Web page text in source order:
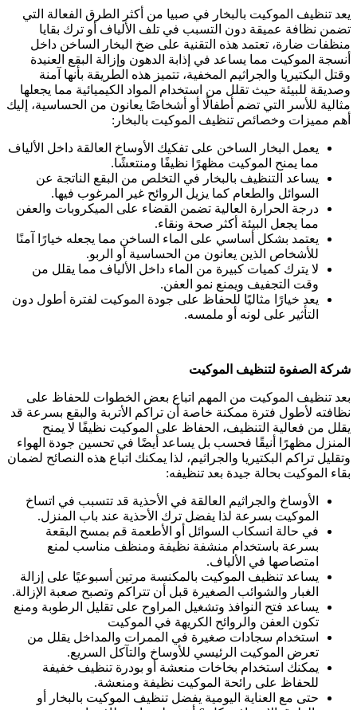
يعد تنظيف الموكيت بالبخار في صبيا من أكثر الطرق الفعالة التي
تضمن نظافة عميقة دون التسبب في تلف الألياف أو ترك بقايا
منظفات ضارة، تعتمد هذه التقنية على ضخ البخار الساخن داخل
أنسجة الموكيت مما يساعد في إذابة الدهون وإزالة البقع العنيدة
وقتل البكتيريا والجراثيم المخفية، تتميز هذه الطريقة بأنها آمنة
وصديقة للبيئة حيث تقلل من استخدام المواد الكيميائية مما يجعلها
مثالية للأسر التي تضم أطفالًا أو أشخاصًا يعانون من الحساسية، إليك
أهم مميزات وخصائص تنظيف الموكيت بالبخار:
يعمل البخار الساخن على تفكيك الأوساخ العالقة داخل الألياف
مما يمنح الموكيت مظهرًا نظيفًا ومنتعشًا.
يساعد التنظيف بالبخار في التخلص من البقع الناتجة عن
السوائل والطعام كما يزيل الروائح غير المرغوب فيها.
درجة الحرارة العالية تضمن القضاء على الميكروبات والعفن
مما يجعل البيئة أكثر صحة ونقاء.
يعتمد بشكل أساسي على الماء الساخن مما يجعله خيارًا آمنًا
للأشخاص الذين يعانون من الحساسية أو الربو.
لا يترك كميات كبيرة من الماء داخل الألياف مما يقلل من
وقت التجفيف ويمنع نمو العفن.
يعد خيارًا مثاليًا للحفاظ على جودة الموكيت لفترة أطول دون
التأثير على لونه أو ملمسه.
شركة الصفوة لتنظيف الموكيت
بعد تنظيف الموكيت من المهم اتباع بعض الخطوات للحفاظ على
نظافته لأطول فترة ممكنة خاصة أن تراكم الأتربة والبقع بسرعة قد
يقلل من فعالية التنظيف، الحفاظ على الموكيت نظيفًا لا يمنح
المنزل مظهرًا أنيقًا فحسب بل يساعد أيضًا في تحسين جودة الهواء
وتقليل تراكم البكتيريا والجراثيم، لذا يمكنك اتباع هذه النصائح لضمان
بقاء الموكيت بحالة جيدة بعد تنظيفه:
الأوساخ والجراثيم العالقة في الأحذية قد تتسبب في اتساخ
الموكيت بسرعة لذا يفضل ترك الأحذية عند باب المنزل.
في حالة انسكاب السوائل أو الأطعمة قم بمسح البقعة
بسرعة باستخدام منشفة نظيفة ومنظف مناسب لمنع
امتصاصها في الألياف.
يساعد تنظيف الموكيت بالمكنسة مرتين أسبوعيًا على إزالة
الغبار والشوائب الصغيرة قبل أن تتراكم وتصبح صعبة الإزالة.
يساعد فتح النوافذ وتشغيل المراوح على تقليل الرطوبة ومنع
تكون العفن والروائح الكريهة في الموكيت
استخدام سجادات صغيرة في الممرات والمداخل يقلل من
تعرض الموكيت الرئيسي للأوساخ والتآكل السريع.
يمكنك استخدام بخاخات منعشة أو بودرة تنظيف خفيفة
للحفاظ على رائحة الموكيت نظيفة ومنعشة.
حتى مع العناية اليومية يفضل تنظيف الموكيت بالبخار أو